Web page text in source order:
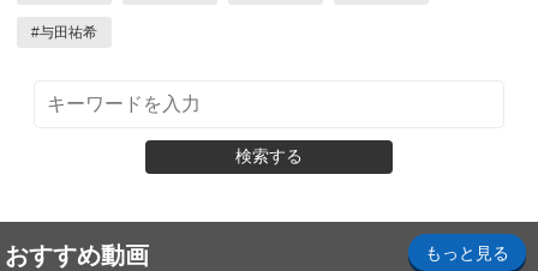
#与田祐希
検索する
おすすめ動画 もっと見る